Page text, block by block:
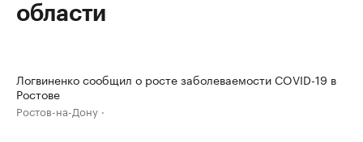
области
Логвиненко сообщил о росте заболеваемости COVID-19 в
Ростове
Ростов-на-Дону